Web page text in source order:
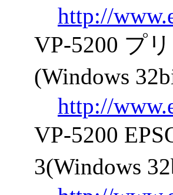
http://
VP-5200 プ
(Windows
http://
VP-5200
3(Windows